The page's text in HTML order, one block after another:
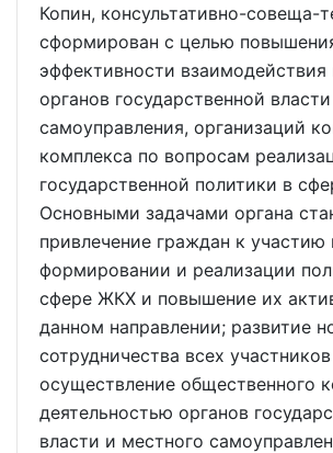
Копин, консультативно-совеща-
сформирован с целью
эффективности взаимодействия
органов государственной
самоуправления, организаций
комплекса по вопросам
государственной политики в
Основными задачами органа
привлечение граждан к участию
формировании и реализации
сфере ЖКХ и повышение их
данном направлении; развитие
сотрудничества всех
осуществление общественного
деятельностью органов
власти и местного